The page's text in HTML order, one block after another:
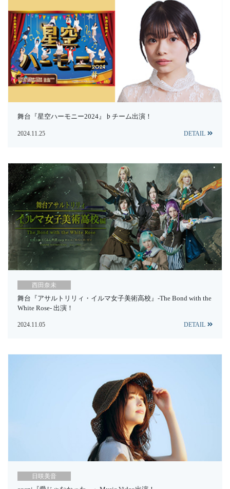
舞台『星空ハーモニー2024』♭チーム出演！
2024.11.25 DETAIL
西田奈未
舞台『アサルトリリィ・イルマ女子美術高校』-The Bond with the
White Rose- 出演！
2024.11.05 DETAIL
日咲美音